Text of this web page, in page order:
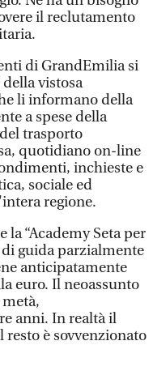
il reclutamento
di GrandEmilia si
vistosa
li informano della
a spese della
trasporto
quotidiano on-line
inchieste e
sociale ed
regione.
“Academy Seta per
guida parzialmente
anticipatamente
euro. Il neoassunto
anni. In realtà il
è sovvenzionato